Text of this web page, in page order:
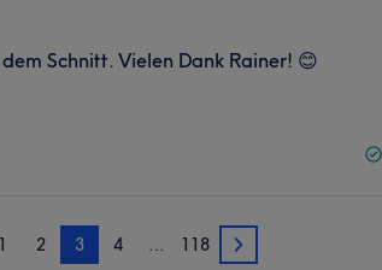
Schnitt. Vielen Dank Rainer! 😊
1 2 3 4 … 118 4